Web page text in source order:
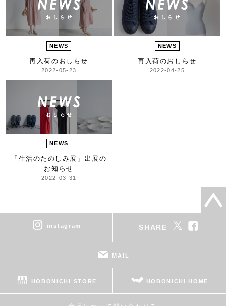
NEWS
再入荷のおしらせ
2022-05-23
NEWS
再入荷のおしらせ
2022-04-25
NEWS
「生活のたのしみ展」 出展の
お知らせ
2022-03-31
instagram SHARE
MAIL
HOBONICHI STORE HOBONICHI HOME